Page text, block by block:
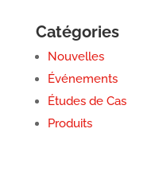
Catégories
Nouvelles
Événements
Études de Cas
Produits